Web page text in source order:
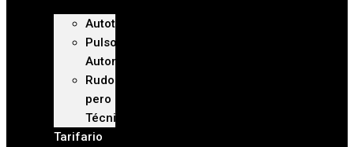
Autoteca
Pulso
Automotriz
Rudo
pero
Técnico
Tarifario